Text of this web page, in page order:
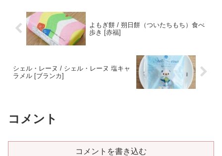
よもぎ餅 / 朔日餅（ついたちもち）食べ
歩き [赤福]
シェル・レーヌ / シェル・レーヌ 塩キャ
ラメル [ブランカ]
コメント
コメントを書き込む